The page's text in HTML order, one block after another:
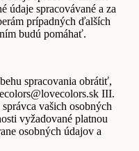
údaje spracovávané a za
prípadných ďalších
budú pomáhať.
spracovania obrátiť,
III.
vašich osobných
vyžadované platnou
osobných údajov a